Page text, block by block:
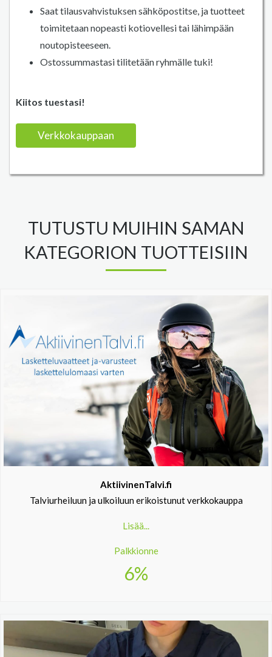
Saat tilausvahvistuksen sähköpostitse, ja tuotteet
toimitetaan nopeasti kotiovellesi tai lähimpään
noutopisteeseen.
Ostossummastasi tilitetään ryhmälle tuki!
Kiitos tuestasi!
Verkkokauppaan
TUTUSTU MUIHIN SAMAN
KATEGORION TUOTTEISIIN
AktiivinenTalvi.fi
Talviurheiluun ja ulkoiluun erikoistunut verkkokauppa
Lisää...
Palkkionne
6%